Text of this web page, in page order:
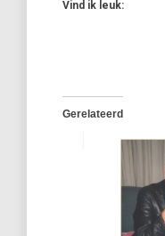
Vind ik leuk:
Gerelateerd